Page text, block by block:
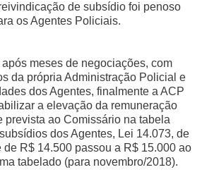
de subsídio foi penoso
os Agentes Policiais.
após meses de negociações, com
da própria Administração Policial e
dos Agentes, finalmente a ACP
a elevação da remuneração
prevista ao Comissário na tabela
dos Agentes, Lei 14.073, de
de R$ 14.500 passou a R$ 15.000 ao
tabelado (para novembro/2018).